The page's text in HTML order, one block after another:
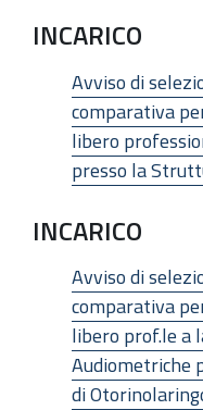
INCARICO
Avviso di
comparativa
libero
presso la
INCARICO
Avviso di
comparativa
libero prof.le a
Audiometriche
di